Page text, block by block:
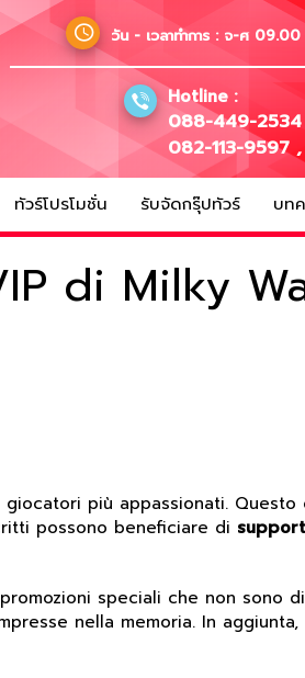
วัน - เวลาทำการ : จ-ศ 09.00
Hotline :
088-449-2534
082-113-9597,
ทัวร์โปรโมชั่น รับจัดกรุ๊ปทัวร์ บท
di Milky
giocatori più appassionati.
possono beneficiare di
speciali che non sono
nella memoria. In